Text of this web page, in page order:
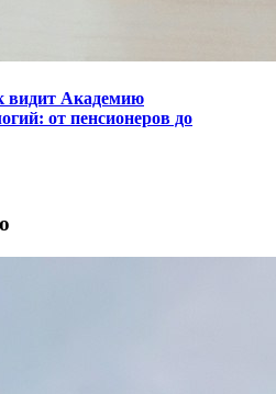
видит Академию
от пенсионеров до